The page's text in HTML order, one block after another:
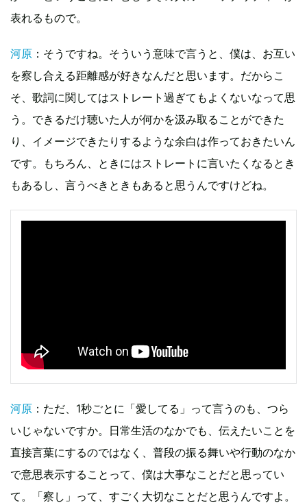
表れるもので。
河原 ：そうですね。そういう意味で言うと、僕は、お互い
を察し合える距離感が好きなんだと思います。だからこ
そ、歌詞に関してはストレート過ぎてもよくないなって思
う。できるだけ聴いた人が何かを汲み取ることができた
り、イメージできたりするような余白は作っておきたいん
です。もちろん、ときにはストレートに言いたくなるとき
もあるし、言うべきときもあると思うんですけどね。
河原 ：ただ、1秒ごとに「愛してる」って言うのも、つら
いじゃないですか。日常生活のなかでも、伝えたいことを
直接言葉にするのではなく、普段の振る舞いや行動のなか
で意思表示することって、僕は大事なことだと思ってい
て。「察し」って、すごく大切なことだと思うんですよ。